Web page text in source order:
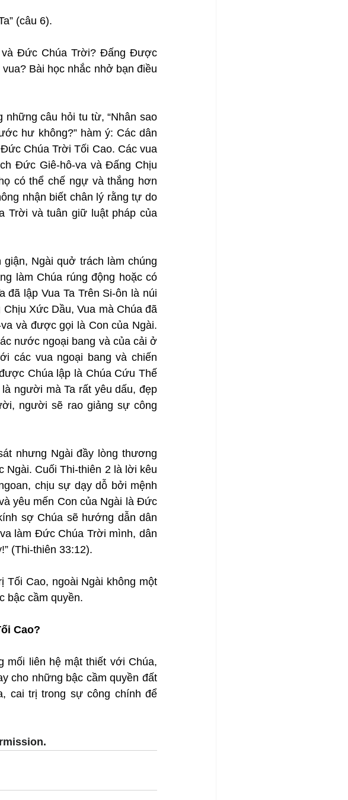
(câu 6).
Đức Chúa Trời? Đấng Được
Bài học nhắc nhở bạn điều
câu hỏi tu từ, “Nhân sao
hư không?” hàm ý: Các dân
Chúa Trời Tối Cao. Các vua
Đức Giê-hô-va và Đấng Chịu
có thể chế ngự và thắng hơn
nhận biết chân lý rằng tự do
Trời và tuân giữ luật pháp của
Ngài quở trách làm chúng
làm Chúa rúng động hoặc có
đã lập Vua Ta Trên Si-ôn là núi
Xức Dầu, Vua mà Chúa đã
và được gọi là Con của Ngài.
nước ngoại bang và của cải ở
các vua ngoại bang và chiến
Chúa lập là Chúa Cứu Thế
người mà Ta rất yêu dấu, đẹp
người sẽ rao giảng sự công
nhưng Ngài đầy lòng thương
Ngài. Cuối Thi-thiên 2 là lời kêu
chịu sự dạy dỗ bởi mệnh
yêu mến Con của Ngài là Đức
sợ Chúa sẽ hướng dẫn dân
làm Đức Chúa Trời mình, dân
(Thi-thiên 33:12).
Cao, ngoài Ngài không một
bậc cầm quyền.
Cao?
mối liên hệ mật thiết với Chúa,
cho những bậc cầm quyền đất
cai trị trong sự công chính để